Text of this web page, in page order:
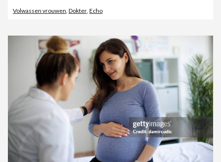
Volwassen vrouwen, Dokter, Echo